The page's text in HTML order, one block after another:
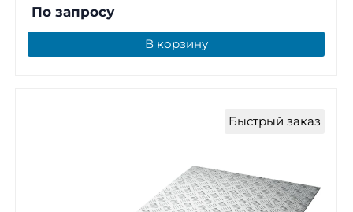
По запросу
В корзину
Быстрый заказ